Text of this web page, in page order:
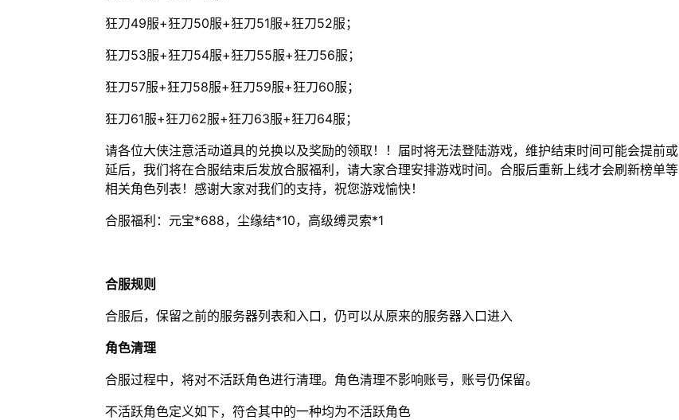
狂刀49服+狂刀50服+狂刀51服+狂刀52服；
狂刀53服+狂刀54服+狂刀55服+狂刀56服；
狂刀57服+狂刀58服+狂刀59服+狂刀60服；
狂刀61服+狂刀62服+狂刀63服+狂刀64服；
请各位大侠注意活动道具的兑换以及奖励的领取！！届时将无法登陆游戏，维护结束时间可能会提前或
延后，我们将在合服结束后发放合服福利，请大家合理安排游戏时间。合服后重新上线才会刷新榜单等
相关角色列表！感谢大家对我们的支持，祝您游戏愉快！
合服福利：元宝*688，尘缘结*10，高级缚灵索*1
合服规则
合服后，保留之前的服务器列表和入口，仍可以从原来的服务器入口进入
角色清理
合服过程中，将对不活跃角色进行清理。角色清理不影响账号，账号仍保留。
不活跃角色定义如下，符合其中的一种均为不活跃角色